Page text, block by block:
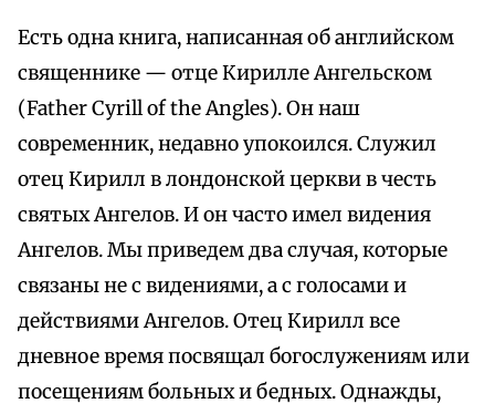
Есть одна книга, написанная об английском
священнике — отце Кирилле Ангельском
(Father Cyrill of the Angles). Он наш
современник, недавно упокоился. Служил
отец Кирилл в лондонской церкви в честь
святых Ангелов. И он часто имел видения
Ангелов. Мы приведем два случая, которые
связаны не с видениями, а с голосами и
действиями Ангелов. Отец Кирилл все
дневное время посвящал богослужениям или
посещениям больных и бедных. Однажды,